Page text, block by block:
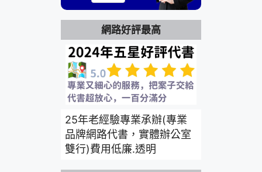
網路好評最高
25年老經驗專業承辦(專業
品牌網路代書，實體辦公室
雙行)費用低廉.透明